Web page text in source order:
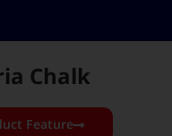
Chalk
Feature